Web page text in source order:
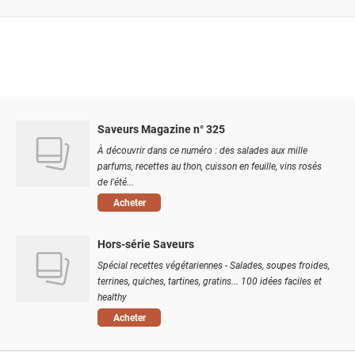
Saveurs Magazine n° 325
À découvrir dans ce numéro : des salades aux mille
parfums, recettes au thon, cuisson en feuille, vins rosés
de l'été...
Acheter
Hors-série Saveurs
Spécial recettes végétariennes - Salades, soupes froides,
terrines, quiches, tartines, gratins... 100 idées faciles et
healthy
Acheter